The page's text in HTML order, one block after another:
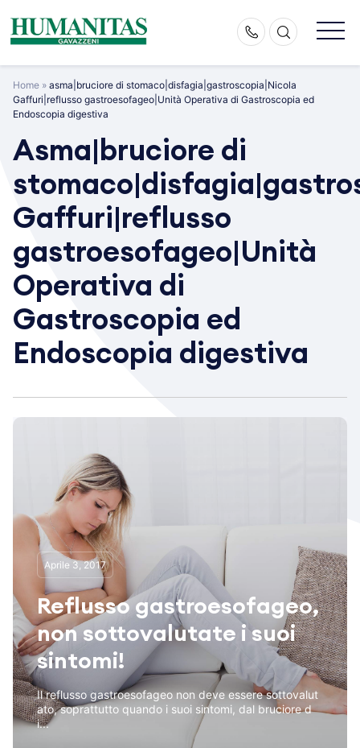
content
Home » asma|bruciore di stomaco|disfagia|gastroscopia|Nicola
Gaffuri|reflusso gastroesofageo|Unità Operativa di Gastroscopia ed
Endoscopia digestiva
Asma|bruciore di
Gaffuri|reflusso
gastroesofageo|Unità
Operativa di
Gastroscopia ed
Endoscopia digestiva
Aprile 3, 2017
Reflusso gastroesofageo,
non sottovalutate i suoi
sintomi!
Il reflusso gastroesofageo non deve essere sottovalut
ato, soprattutto quando i suoi sintomi, dal bruciore d
i...